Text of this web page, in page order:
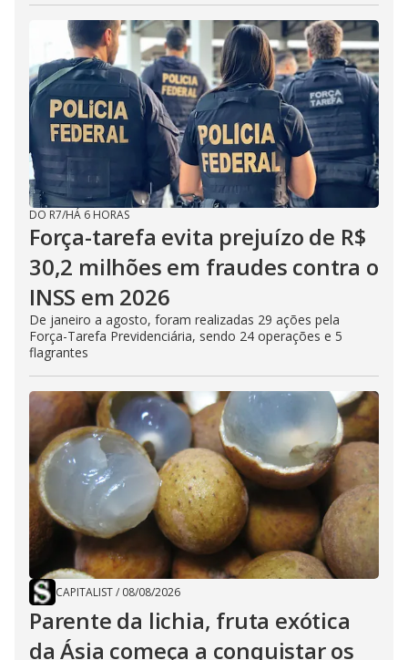
DO R7/HÁ 6 HORAS
Força-tarefa evita prejuízo de R$
30,2 milhões em fraudes contra o
INSS em 2026
De janeiro a agosto, foram realizadas 29 ações pela
Força-Tarefa Previdenciária, sendo 24 operações e 5
flagrantes
CAPITALIST/ 08/08/2026
Parente da lichia, fruta exótica
da Ásia começa a conquistar os